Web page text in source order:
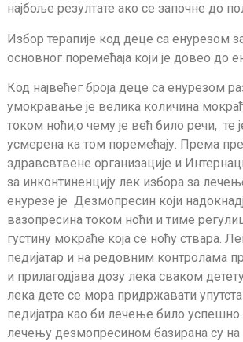
најбоље резултате ако се започне до
Избор терапије код деце са енурезом
основног поремећаја који је довео до
Код највећег броја деце са енурезом
умокравање је велика количина
током ноћи,о чему је већ било речи, те
усмерена ка том поремећају. Према
здравсвтвене организације и
за инконтиненцију лек избора за
енурезе је Дезмопресин који
вазопресина током ноћи и тиме
густину мокраће која се ноћу ствара.
педијатар и на редовним контролама
и прилагодјава дозу лека сваком
лека дете се мора придржавати
педијатра као би лечење било
лечењу дезмопресином базирана су